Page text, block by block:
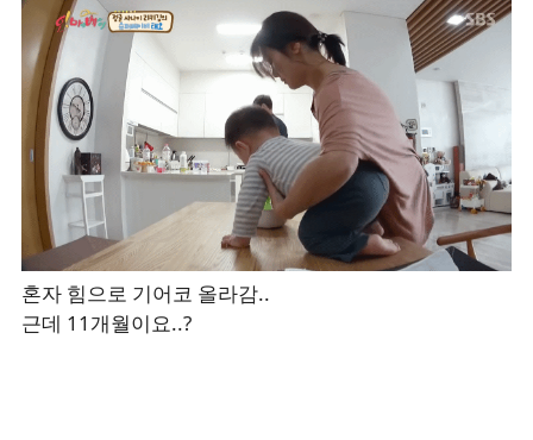
혼자 힘으로 기어코 올라감..
근데 11개월이요..?